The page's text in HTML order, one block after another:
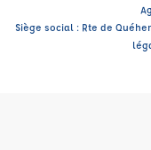
Siège social : Rte de